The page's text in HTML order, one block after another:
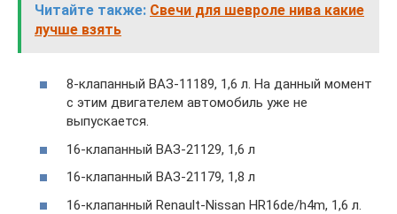
Читайте также: Свечи для шевроле нива какие
лучше взять
8-клапанный ВАЗ-11189, 1,6 л. На данный момент
с этим двигателем автомобиль уже не
выпускается.
16-клапанный ВАЗ-21129, 1,6 л
16-клапанный ВАЗ-21179, 1,8 л
16-клапанный Renault-Nissan HR16de/h4m, 1,6 л.